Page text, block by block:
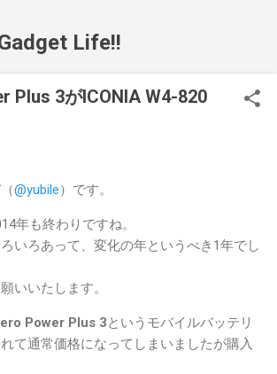
Life!!
Plus 3がICONIA W4-820
@yubile）です。
年も終わりですね。
いろあって、変化の年というべき1年でし
いいたします。
Power Plus 3というモバイルバッテリ
て通常価格になってしまいましたが購入